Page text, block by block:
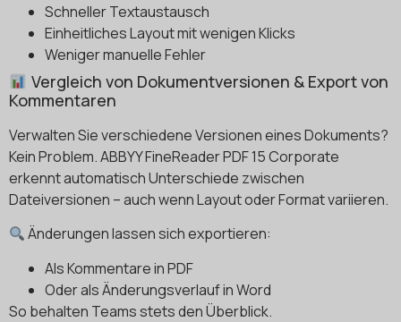
Schneller Textaustausch
Einheitliches Layout mit wenigen Klicks
Weniger manuelle Fehler
Vergleich von Dokumentversionen & Export von
Kommentaren
Verwalten Sie verschiedene Versionen eines Dokuments?
Kein Problem. ABBYY FineReader PDF 15 Corporate
erkennt automatisch Unterschiede zwischen
Dateiversionen – auch wenn Layout oder Format variieren.
Änderungen lassen sich exportieren:
Als Kommentare in PDF
Oder als Änderungsverlauf in Word
So behalten Teams stets den Überblick.